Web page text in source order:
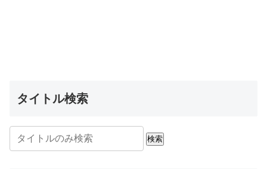
タイトル検索
検索